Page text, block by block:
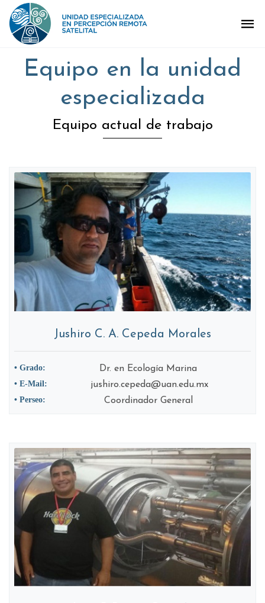
Equipo en la unidad
especializada
Equipo actual de trabajo
Jushiro C. A. Cepeda Morales
• Grado: Dr. en Ecología Marina
• E-Mail: jushiro.cepeda@uan.edu.mx
• Perseo: Coordinador General